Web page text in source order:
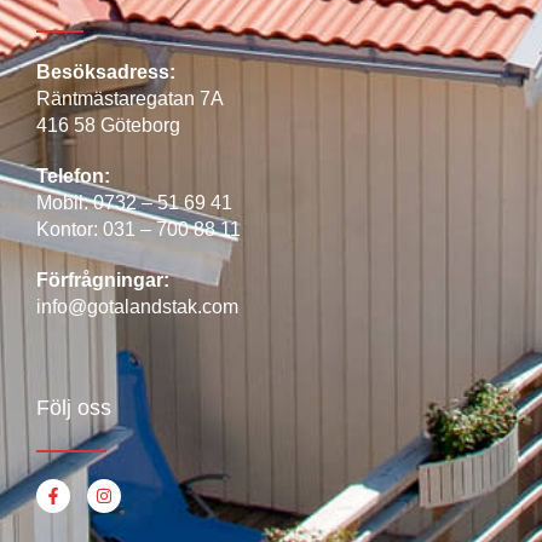
Besöksadress:
Räntmästaregatan 7A
416 58 Göteborg
Telefon:
Mobil:0732 – 51 69 41
Kontor: 031 – 700 88 11
Förfrågningar:
info@gotalandstak.com
Följ oss